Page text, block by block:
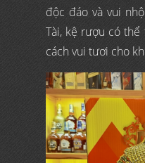
độc đáo và vui
Tài, kệ rượu có
cách vui tươi cho